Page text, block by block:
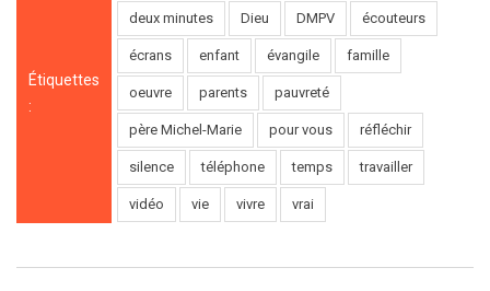
Étiquettes
:
deux minutes Dieu DMPV écouteurs
écrans enfant évangile famille
oeuvre parents pauvreté
père Michel-Marie pour vous réfléchir
silence téléphone temps travailler
vidéo vie vivre vrai